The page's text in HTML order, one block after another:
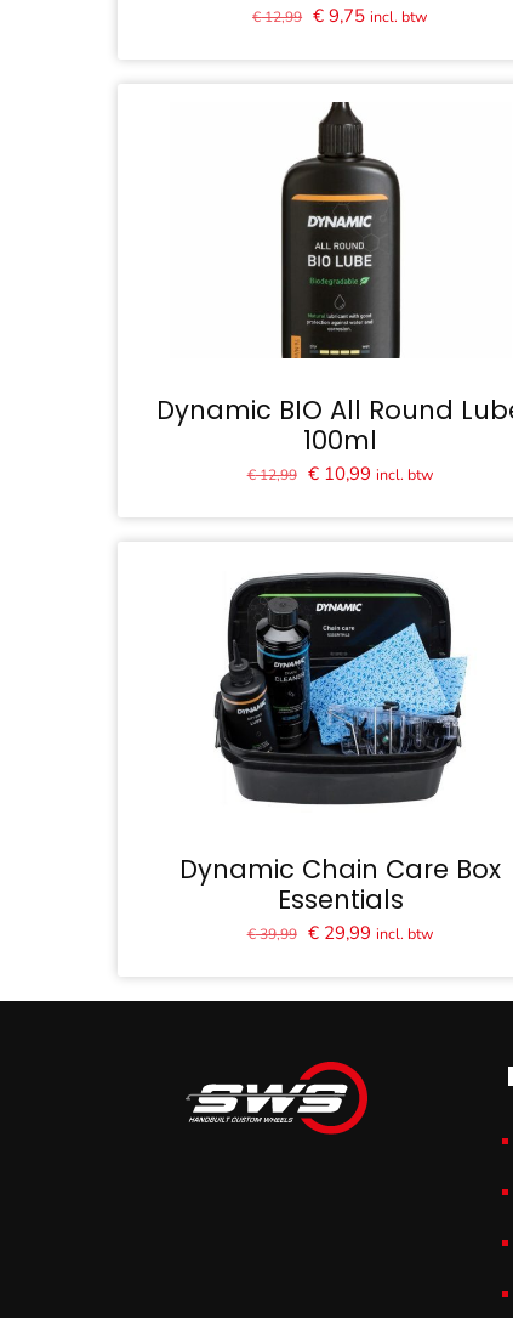
€12,99 Oorspronkelijke
€ 12,99.
€ 9,75Huidige
incl. btw
Dynamic BIO All Round
100ml
€12,99 Oorspronkelijke
€10,99Huidige
incl. btw
Dynamic Chain Care Box
Essentials
€39,99 Oorspronkelijke
€29,99Huidige
incl. btw